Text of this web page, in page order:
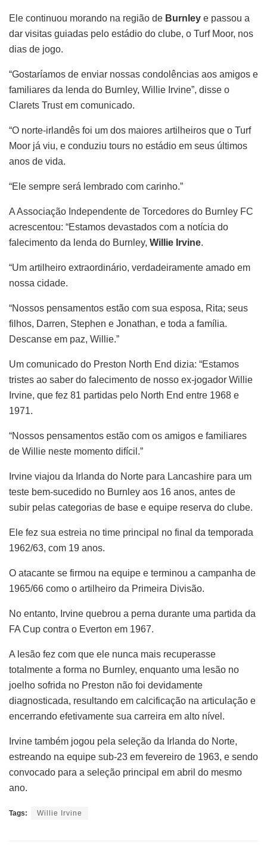
Ele continuou morando na região de Burnley e passou a
dar visitas guiadas pelo estádio do clube, o Turf Moor, nos
dias de jogo.
“Gostaríamos de enviar nossas condolências aos amigos e
familiares da lenda do Burnley, Willie Irvine”, disse o
Clarets Trust em comunicado.
“O norte-irlandês foi um dos maiores artilheiros que o Turf
Moor já viu, e conduziu tours no estádio em seus últimos
anos de vida.
“Ele sempre será lembrado com carinho.”
A Associação Independente de Torcedores do Burnley FC
acrescentou: “Estamos devastados com a notícia do
falecimento da lenda do Burnley, Willie Irvine.
“Um artilheiro extraordinário, verdadeiramente amado em
nossa cidade.
“Nossos pensamentos estão com sua esposa, Rita; seus
filhos, Darren, Stephen e Jonathan, e toda a família.
Descanse em paz, Willie.”
Um comunicado do Preston North End dizia: “Estamos
tristes ao saber do falecimento de nosso ex-jogador Willie
Irvine, que fez 81 partidas pelo North End entre 1968 e
1971.
“Nossos pensamentos estão com os amigos e familiares
de Willie neste momento difícil.”
Irvine viajou da Irlanda do Norte para Lancashire para um
teste bem-sucedido no Burnley aos 16 anos, antes de
subir pelas categorias de base e equipe reserva do clube.
Ele fez sua estreia no time principal no final da temporada
1962/63, com 19 anos.
O atacante se firmou na equipe e terminou a campanha de
1965/66 como o artilheiro da Primeira Divisão.
No entanto, Irvine quebrou a perna durante uma partida da
FA Cup contra o Everton em 1967.
A lesão fez com que ele nunca mais recuperasse
totalmente a forma no Burnley, enquanto uma lesão no
joelho sofrida no Preston não foi devidamente
diagnosticada, resultando em calcificação na articulação e
encerrando efetivamente sua carreira em alto nível.
Irvine também jogou pela seleção da Irlanda do Norte,
estreando na equipe sub-23 em fevereiro de 1963, e sendo
convocado para a seleção principal em abril do mesmo
ano.
Tags: Willie Irvine